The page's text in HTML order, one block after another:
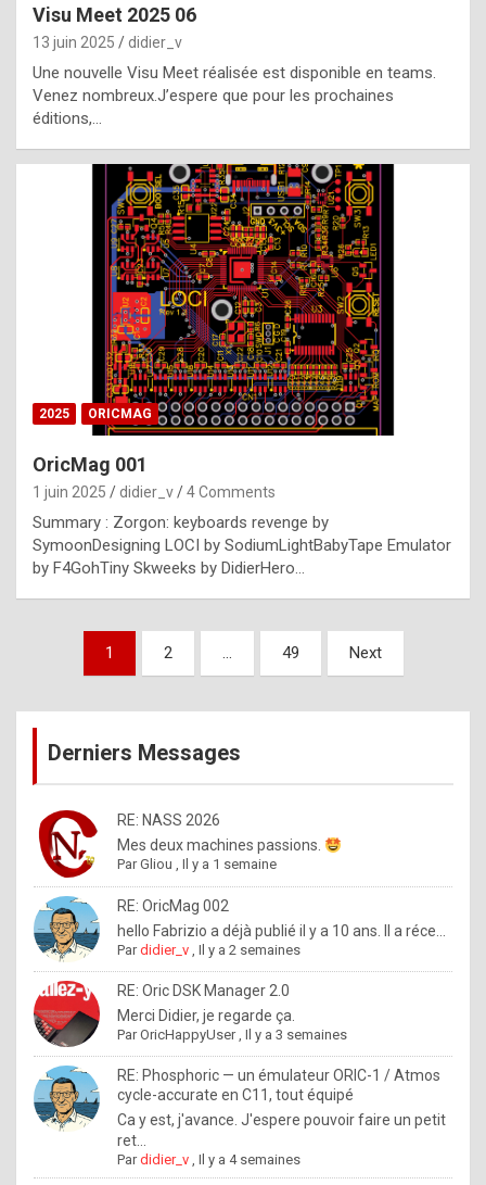
t
t
e
b
e
s
t
p
h
o
n
y
l
e
x
a
%
a
d
e
b
y
R
o
l
e
.
Visu Meet 2025 06
13 juin 2025 didier_v
Une nouvelle Visu Meet réalisée est disponible en teams.
Venez nombreux.J’espere que pour les prochaines
éditions,…
2025 ORICMAG
OricMag 001
1 juin 2025 didier_v 4 Comments
Summary : Zorgon: keyboards revenge by
SymoonDesigning LOCI by SodiumLightBabyTape Emulator
by F4GohTiny Skweeks by DidierHero…
Pagination
publications
1 2 … 49 Next
Derniers Messages
RE: NASS 2026
Mes deux machines passions.
ParGliou ,Il y a 1 semaine
RE: OricMag 002
hello Fabrizio a déjà publié il y a 10 ans. Il a réce...
Pardidier_v ,Il y a 2 semaines
RE: Oric DSK Manager 2.0
Merci Didier, je regarde ça.
ParOricHappyUser,Il y a 3 semaines
RE: Phosphoric — un émulateur ORIC-1 / Atmos
cycle-accurate en C11, tout équipé
Ca y est, j'avance. J'espere pouvoir faire un petit
ret...
Pardidier_v ,Il y a 4 semaines